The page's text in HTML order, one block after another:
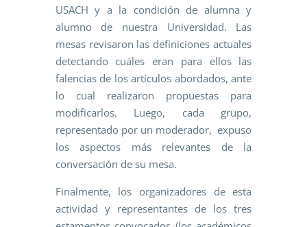
USACH y a la condición de alumna y
alumno de nuestra Universidad. Las
mesas revisaron las definiciones actuales
detectando cuáles eran para ellos las
falencias de los artículos abordados, ante
lo cual realizaron propuestas para
modificarlos. Luego, cada grupo,
representado por un moderador, expuso
los aspectos más relevantes de la
conversación de su mesa.
Finalmente, los organizadores de esta
actividad y representantes de los tres